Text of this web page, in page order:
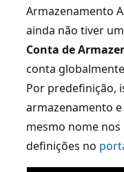
Armazenamento
ainda não tiver
Conta de
conta
Por predefinição,
armazenamento
mesmo nome nos
definições no